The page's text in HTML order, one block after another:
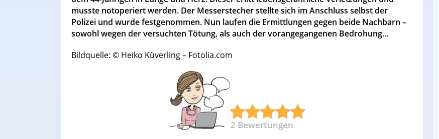
musste notoperiert werden. Der Messerstecher stellte sich im Anschluss selbst der
Polizei und wurde festgenommen. Nun laufen die Ermittlungen gegen beide Nachbarn –
sowohl wegen der versuchten Tötung, als auch der vorangegangenen Bedrohung…
Bildquelle: © Heiko Küverling – Fotolia.com
2 Bewertungen